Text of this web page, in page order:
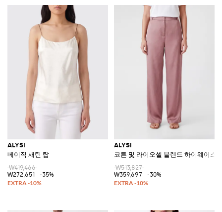
ALYSI
베이직 새틴 탑
₩419,466
₩272,651
-35%
ALYSI
코튼 및 라이오셀 블렌드 하이웨이스
₩513,827
₩359,697
-30%